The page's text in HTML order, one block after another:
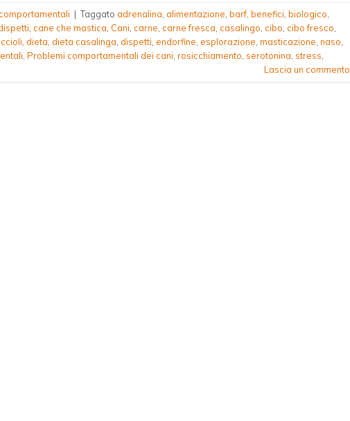
| Taggato adrenalina alimentazione barf benefici biologico
cane che mastica Cani carne carne fresca casalingo cibo cibo fresco
dieta dieta casalinga dispetti endorfine esplorazione masticazione naso
Problemi comportamentali dei cani rosicchiamento serotonina stress
Lascia un commento